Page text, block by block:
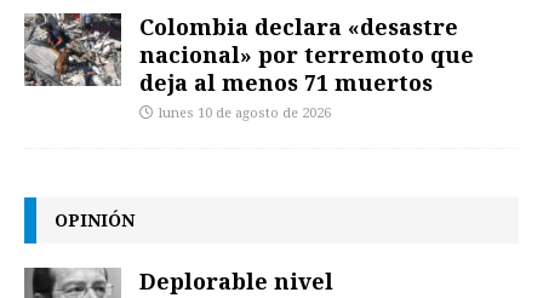
Colombia declara «desastre
nacional» por terremoto que
deja al menos 71 muertos
lunes 10 de agosto de 2026
OPINIÓN
Deplorable nivel